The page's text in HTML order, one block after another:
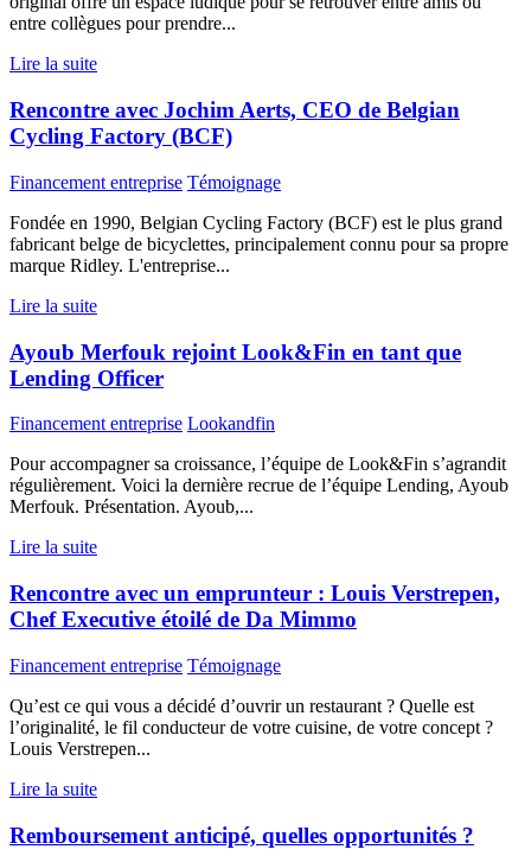
entre collègues pour prendre...
Lire la suite
Rencontre avec Jochim Aerts, CEO de Belgian
Cycling Factory (BCF)
Financement entreprise Témoignage
Fondée en 1990, Belgian Cycling Factory (BCF) est le plus grand
fabricant belge de bicyclettes, principalement connu pour sa propre
marque Ridley. L'entreprise...
Lire la suite
Ayoub Merfouk rejoint Look&Fin en tant que
Lending Officer
Financement entreprise Lookandfin
Pour accompagner sa croissance, l’équipe de Look&Fin s’agrandit
régulièrement. Voici la dernière recrue de l’équipe Lending, Ayoub
Merfouk. Présentation. Ayoub,...
Lire la suite
Rencontre avec un emprunteur : Louis Verstrepen,
Chef Executive étoilé de Da Mimmo
Financement entreprise Témoignage
Qu’est ce qui vous a décidé d’ouvrir un restaurant ? Quelle est
l’originalité, le fil conducteur de votre cuisine, de votre concept ?
Louis Verstrepen...
Lire la suite
Remboursement anticipé, quelles opportunités ?